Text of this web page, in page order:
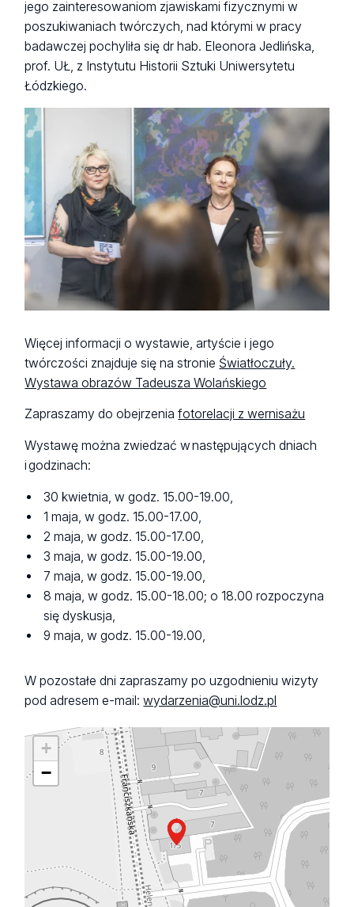
jego zainteresowaniom zjawiskami fizycznymi w
poszukiwaniach twórczych, nad którymi w pracy
badawczej pochyliła się dr hab. Eleonora Jedlińska,
prof. UŁ, z Instytutu Historii Sztuki Uniwersytetu
Łódzkiego.
Więcej informacji o wystawie, artyście i jego
twórczości znajduje się na stronie Światłoczuły.
Wystawa obrazów Tadeusza Wolańskiego
Zapraszamy do obejrzeniafotorelacji z wernisażu
Wystawę można zwiedzać w następujących dniach
i godzinach:
30 kwietnia, w godz. 15.00-19.00,
1 maja, w godz. 15.00-17.00,
2 maja, w godz. 15.00-17.00,
3 maja, w godz. 15.00-19.00,
7 maja, w godz. 15.00-19.00,
8 maja, w godz. 15.00-18.00; o 18.00 rozpoczyna
się dyskusja,
9 maja, w godz. 15.00-19.00,
W pozostałe dni zapraszamy po uzgodnieniu wizyty
pod adresem e-mail:wydarzenia@uni.lodz.pl
+
−